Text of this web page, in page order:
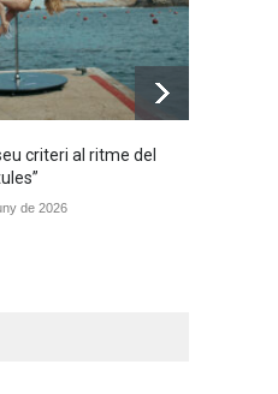
criteri al ritme del
de 2026